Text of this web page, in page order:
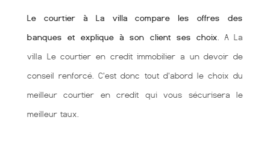
Le courtier à La villa compare les offres des
banques et explique à son client ses choix . A La
villa Le courtier en credit immobilier a un devoir de
conseil renforcé. C'est donc tout d'abord le choix du
meilleur courtier en credit qui vous sécurisera le
meilleur taux.